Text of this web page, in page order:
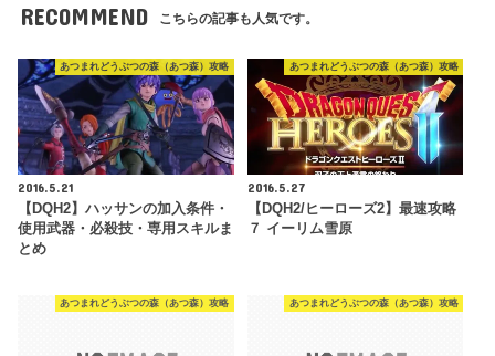
RECOMMEND こちらの記事も人気です。
あつまれどうぶつの森（あつ森）攻略
2016.5.21
【DQH2】ハッサンの加入条件・
使用武器・必殺技・専用スキルま
とめ
あつまれどうぶつの森（あつ森）攻略
2016.5.27
【DQH2/ヒーローズ2】最速攻略
７ イーリム雪原
あつまれどうぶつの森（あつ森）攻略 あつまれどうぶつの森（あつ森）攻略